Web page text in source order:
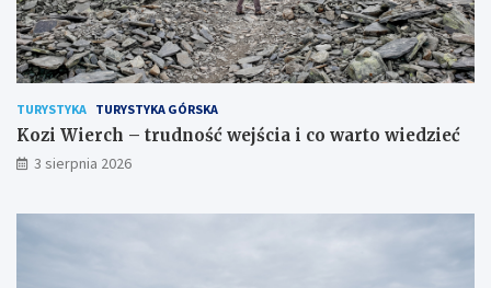
TURYSTYKA TURYSTYKA GÓRSKA
Kozi Wierch – trudność wejścia i co warto wiedzieć
3 sierpnia 2026